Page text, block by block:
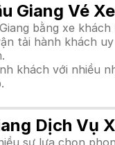
Giang Vé
bằng xe
tải hành khách
khách với nhiều
Dịch Vụ
sự lựa chọn